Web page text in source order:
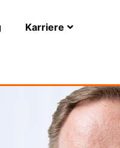
Karriere